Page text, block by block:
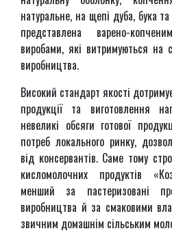
натуральне, на щепі дуба, бука
представлена варено-
виробами, які витримуються
виробництва.
Високий стандарт якості
продукції та виготовлення
невеликі обсяги готової
потреб локального ринку,
від консервантів. Саме тому
кисломолочних продуктів
менший за пастеризовані
виробництва й за смаковими
звичним домашнім сільським